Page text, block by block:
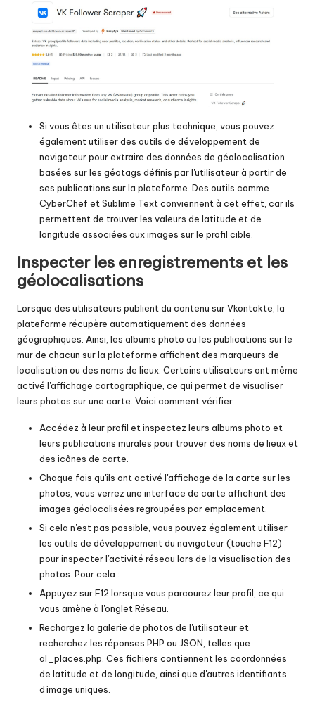
Si vous êtes un utilisateur plus technique, vous pouvez
également utiliser des outils de développement de
navigateur pour extraire des données de géolocalisation
basées sur les géotags définis par l'utilisateur à partir de
ses publications sur la plateforme. Des outils comme
CyberChef et Sublime Text conviennent à cet effet, car ils
permettent de trouver les valeurs de latitude et de
longitude associées aux images sur le profil cible.
Inspecter les enregistrements et les
géolocalisations
Lorsque des utilisateurs publient du contenu sur Vkontakte, la
plateforme récupère automatiquement des données
géographiques. Ainsi, les albums photo ou les publications sur le
mur de chacun sur la plateforme affichent des marqueurs de
localisation ou des noms de lieux. Certains utilisateurs ont même
activé l'affichage cartographique, ce qui permet de visualiser
leurs photos sur une carte. Voici comment vérifier :
Accédez à leur profil et inspectez leurs albums photo et
leurs publications murales pour trouver des noms de lieux et
des icônes de carte.
Chaque fois qu'ils ont activé l'affichage de la carte sur les
photos, vous verrez une interface de carte affichant des
images géolocalisées regroupées par emplacement.
Si cela n'est pas possible, vous pouvez également utiliser
les outils de développement du navigateur (touche F12)
pour inspecter l'activité réseau lors de la visualisation des
photos. Pour cela :
Appuyez sur F12 lorsque vous parcourez leur profil, ce qui
vous amène à l'onglet Réseau.
Rechargez la galerie de photos de l'utilisateur et
recherchez les réponses PHP ou JSON, telles que
al_places.php. Ces fichiers contiennent les coordonnées
de latitude et de longitude, ainsi que d'autres identifiants
d'image uniques.